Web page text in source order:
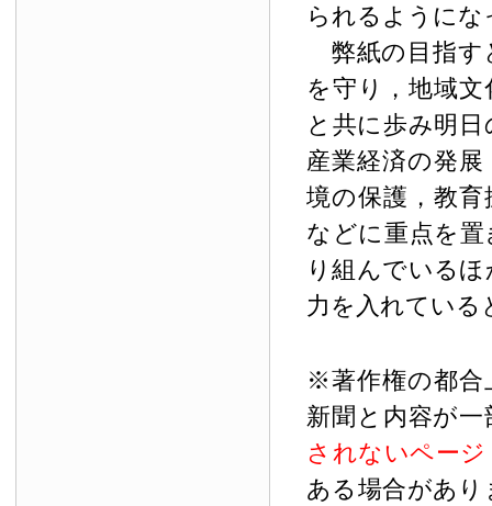
られるように
弊紙の目指す
を守り，地域
と共に歩み明
産業経済の発
境の保護，教
などに重点を
り組んでいる
力を入れている
※著作権の都合
新聞と内容が
されないペー
ある場合があ